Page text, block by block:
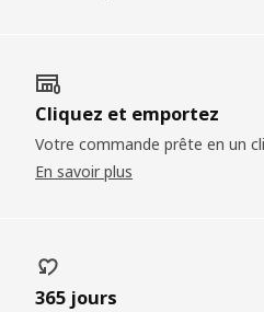
Cliquez et emportez
Votre commande prête en un
En savoir plus
365 jours